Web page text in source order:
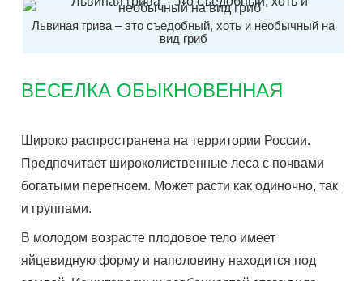
Львиная грива – это съедобный, хоть и необычный на
вид гриб
ВЕСЕЛКА ОБЫКНОВЕННАЯ
Широко распространена на территории России.
Предпочитает широколиственные леса с почвами
богатыми перегноем. Может расти как одиночно, так
и группами.
В молодом возрасте плодовое тело имеет
яйцевидную форму и наполовину находится под